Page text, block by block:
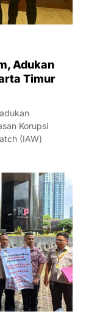
Adukan
Timur
Korupsi
(IAW)